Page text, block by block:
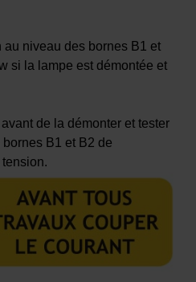
au niveau des bornes B1 et
si la lampe est démontée et
de la démonter et tester
B1 et B2 de
tension.